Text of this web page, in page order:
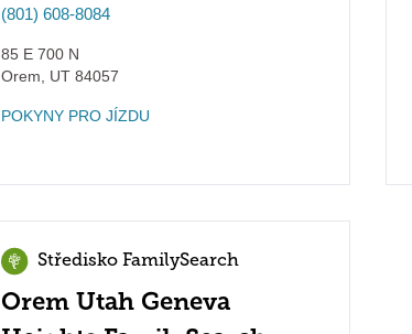
(801) 608-8084
85 E 700 N
Orem
UT 84057
POKYNY PRO JÍZDU
Středisko FamilySearch
Orem Utah Geneva